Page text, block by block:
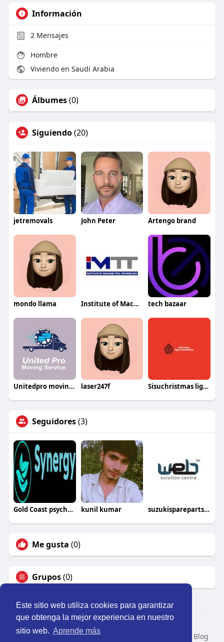
Este sitio web utiliza cookies para garantizar
que obtenga la mejor experiencia en nuestro
sitio web. Aprende más
Información
2Mensajes
Hombre
Viviendo en Saudi Arabia
Álbumes(0)
Siguiendo(20)
jetremovals John Peter Artengo brand
mondo llama Institute of Machine Tool Technology tech bazaar
Unitedpro movingservices laser247f Sisuchristmas lights
Seguidores(3)
Gold Coast psychologist kunil kumar suzukisparepartsin
Me gusta (0)
Grupos(0)
© 2026 Perú Activo
Inicio
Nosotros Contacto
Blog